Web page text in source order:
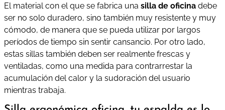
El material con el que se fabrica una silla de oficina debe
ser no solo duradero, sino también muy resistente y muy
cómodo, de manera que se pueda utilizar por largos
períodos de tiempo sin sentir cansancio. Por otro lado,
estas sillas también deben ser realmente frescas y
ventiladas, como una medida para contrarrestar la
acumulación del calor y la sudoración del usuario
mientras trabaja.